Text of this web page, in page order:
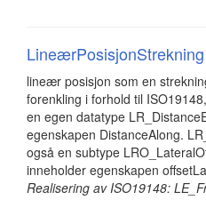
LineærPosisjonStrekning
lineær posisjon som en
forenkling i forhold til
en egen datatype
egenskapen DistanceAlong.
også en subtype
inneholder egenskapen
Realisering av ISO19148: